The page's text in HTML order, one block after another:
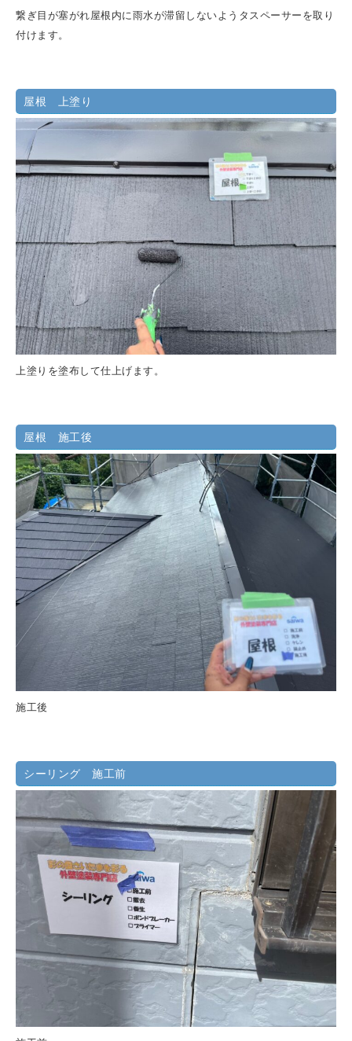
繋ぎ目が塞がれ屋根内に雨水が滞留しないようタスペーサーを取り
付けます。
屋根 上塗り
上塗りを塗布して仕上げます。
屋根 施工後
施工後
シーリング 施工前